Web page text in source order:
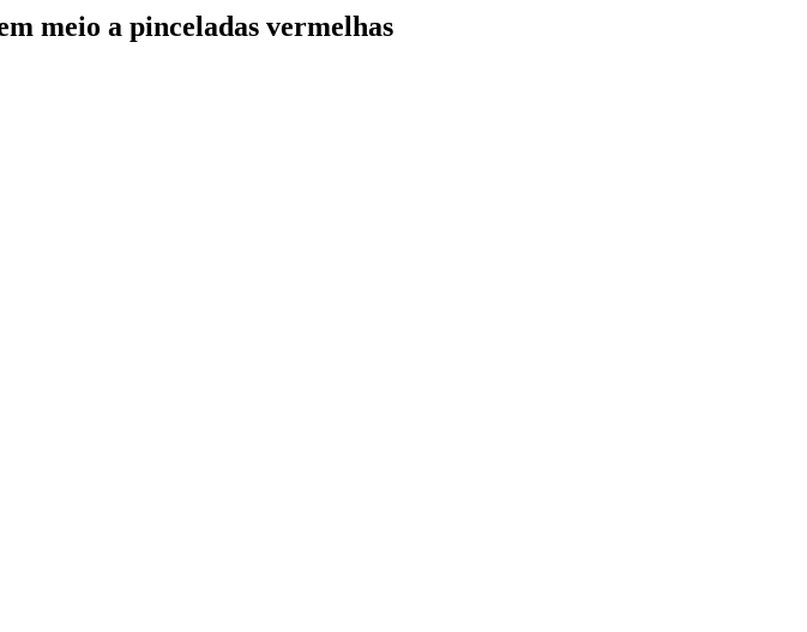
meio a pinceladas vermelhas